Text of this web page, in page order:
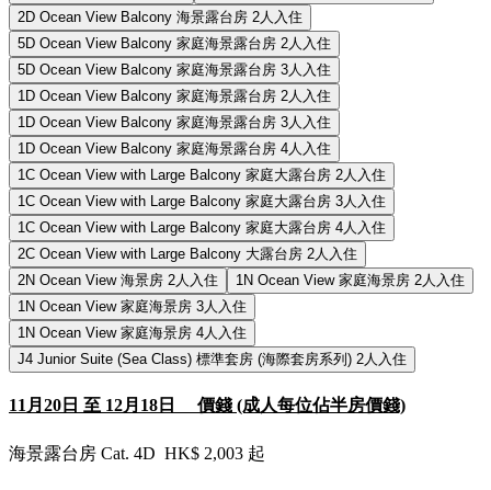
2D Ocean View Balcony 海景露台房 2人入住
5D Ocean View Balcony 家庭海景露台房 2人入住
5D Ocean View Balcony 家庭海景露台房 3人入住
1D Ocean View Balcony 家庭海景露台房 2人入住
1D Ocean View Balcony 家庭海景露台房 3人入住
1D Ocean View Balcony 家庭海景露台房 4人入住
1C Ocean View with Large Balcony 家庭大露台房 2人入住
1C Ocean View with Large Balcony 家庭大露台房 3人入住
1C Ocean View with Large Balcony 家庭大露台房 4人入住
2C Ocean View with Large Balcony 大露台房 2人入住
2N Ocean View 海景房 2人入住
1N Ocean View 家庭海景房 2人入住
1N Ocean View 家庭海景房 3人入住
1N Ocean View 家庭海景房 4人入住
J4 Junior Suite (Sea Class) 標準套房 (海際套房系列) 2人入住
11月20日 至 12月18日 價錢 (成人每位佔半房價錢)
海景露台房 Cat. 4D HK$ 2,003 起